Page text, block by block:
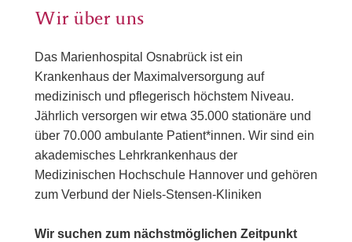
Wir über uns
Das Marienhospital Osnabrück ist ein
Krankenhaus der Maximalversorgung auf
medizinisch und pflegerisch höchstem Niveau.
Jährlich versorgen wir etwa 35.000 stationäre und
über 70.000 ambulante Patient*innen. Wir sind ein
akademisches Lehrkrankenhaus der
Medizinischen Hochschule Hannover und gehören
zum Verbund der Niels-Stensen-Kliniken
Wir suchen zum nächstmöglichen Zeitpunkt